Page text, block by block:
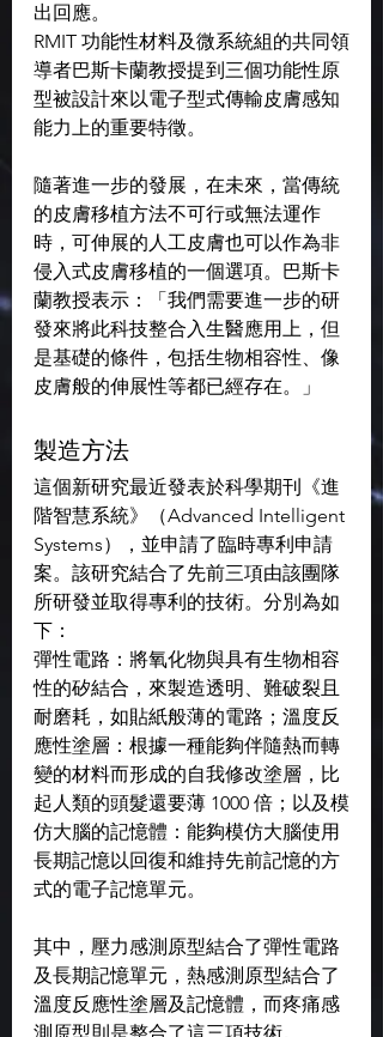
出回應。
RMIT 功能性材料及微系統組的共同領
導者巴斯卡蘭教授提到三個功能性原
型被設計來以電子型式傳輸皮膚感知
能力上的重要特徵。
隨著進一步的發展，在未來，當傳統
的皮膚移植方法不可行或無法運作
時，可伸展的人工皮膚也可以作為非
侵入式皮膚移植的一個選項。巴斯卡
蘭教授表示：「我們需要進一步的研
發來將此科技整合入生醫應用上，但
是基礎的條件，包括生物相容性、像
皮膚般的伸展性等都已經存在。」
製造方法
這個新研究最近發表於科學期刊《進
階智慧系統》（Advanced Intelligent
Systems），並申請了臨時專利申請
案。該研究結合了先前三項由該團隊
所研發並取得專利的技術。分別為如
下：
彈性電路：將氧化物與具有生物相容
性的矽結合，來製造透明、難破裂且
耐磨耗，如貼紙般薄的電路；溫度反
應性塗層：根據一種能夠伴隨熱而轉
變的材料而形成的自我修改塗層，比
起人類的頭髮還要薄 1000 倍；以及模
仿大腦的記憶體：能夠模仿大腦使用
長期記憶以回復和維持先前記憶的方
式的電子記憶單元。
其中，壓力感測原型結合了彈性電路
及長期記憶單元，熱感測原型結合了
溫度反應性塗層及記憶體，而疼痛感